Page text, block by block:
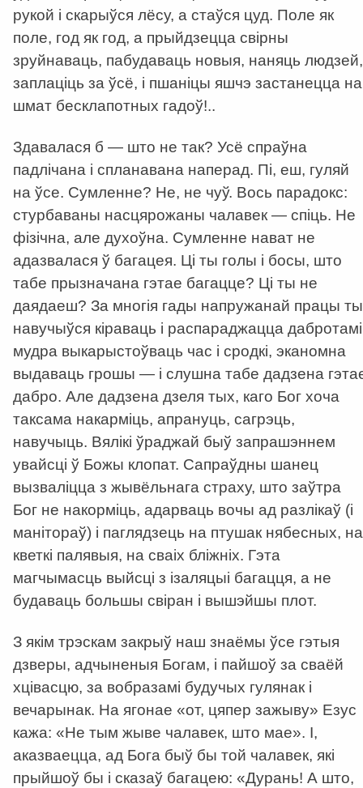
рукой і скарыўся лёсу, а стаўся цуд. Поле як
поле, год як год, а прыйдзецца свірны
зруйнаваць, пабудаваць новыя, наняць людзей,
заплаціць за ўсё, і пшаніцы яшчэ застанецца на
шмат бесклапотных гадоў!..
Здавалася б — што не так? Усё спраўна
падлічана і спланавана наперад. Пі, еш, гуляй
на ўсе. Сумленне? Не, не чуў. Вось парадокс:
стурбаваны насцярожаны чалавек — спіць. Не
фізічна, але духоўна. Сумленне нават не
адазвалася ў багацея. Ці ты голы і босы, што
табе прызначана гэтае багацце? Ці ты не
даядаеш? За многія гады напружанай працы ты
навучыўся кіраваць і распараджацца
мудра выкарыстоўваць час і сродкі, эканомна
выдаваць грошы — і слушна табе дадзена
дабро. Але дадзена дзеля тых, каго Бог хоча
таксама накарміць, апрануць, сагрэць,
навучыць. Вялікі ўраджай быў запрашэннем
увайсці ў Божы клопат. Сапраўдны шанец
вызваліцца з жывёльнага страху, што заўтра
Бог не накорміць, адарваць вочы ад разлікаў (і
манітораў) і паглядзець на птушак нябесных, на
кветкі палявыя, на сваіх бліжніх. Гэта
магчымасць выйсці з ізаляцыі багацця, а не
будаваць большы свіран і вышэйшы плот.
З якім трэскам закрыў наш знаёмы ўсе гэтыя
дзверы, адчыненыя Богам, і пайшоў за сваёй
хцівасцю, за вобразамі будучых гулянак і
вечарынак. На ягонае «от, цяпер зажыву» Езус
кажа: «Не тым жыве чалавек, што мае». І,
аказваецца, ад Бога быў бы той чалавек, які
прыйшоў бы і сказаў багацею: «Дурань! А што,